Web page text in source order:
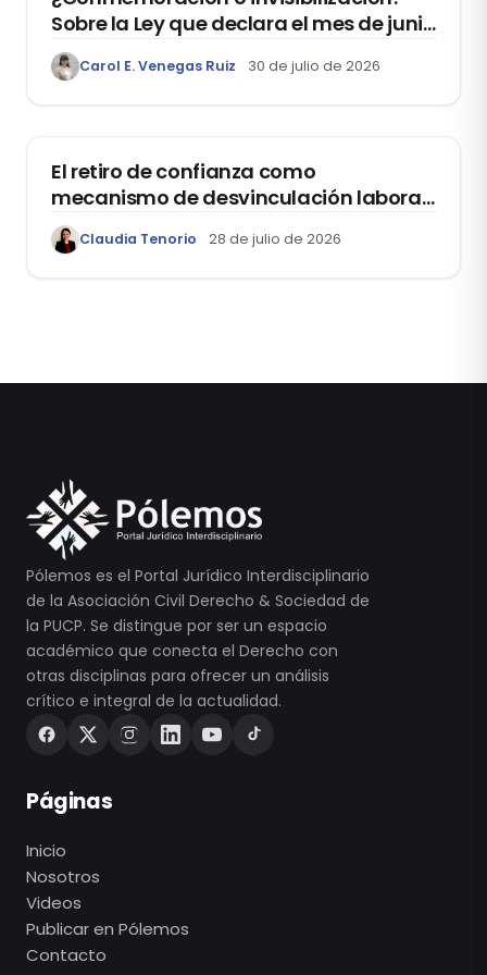
Sobre la Ley que declara el mes de junio
como el “Mes de la Vida y la Familia”
Carol E. Venegas Ruiz 30 de julio de 2026
El retiro de confianza como
mecanismo de desvinculación laboral:
reflexiones a propósito de la casación
laboral 29553-2024 loreto
Claudia Tenorio 28 de julio de 2026
Pólemos es el Portal Jurídico Interdisciplinario
de la Asociación Civil Derecho & Sociedad de
la PUCP. Se distingue por ser un espacio
académico que conecta el Derecho con
otras disciplinas para ofrecer un análisis
crítico e integral de la actualidad.
Páginas
Inicio
Nosotros
Videos
Publicar en Pólemos
Contacto